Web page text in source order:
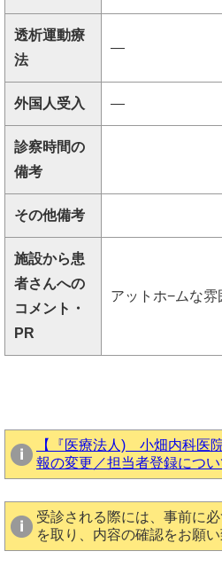
透析運動療
法
―
外国人受入 ―
診察時間の
備考
その他備考
施設から患
者さんへの
コメント・
PR
アットホ−ムな雰
【『医療法人) 小畑内科医
報の変更／担当者登録につい
受診される際には、事前に
を取り、内容の確認をお願い